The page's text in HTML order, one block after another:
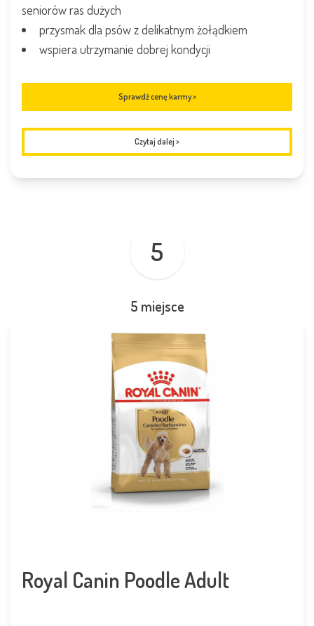
seniorów ras dużych
przysmak dla psów z delikatnym żołądkiem
wspiera utrzymanie dobrej kondycji
Sprawdź cenę karmy >
Czytaj dalej >
5
5 miejsce
Royal Canin Poodle Adult